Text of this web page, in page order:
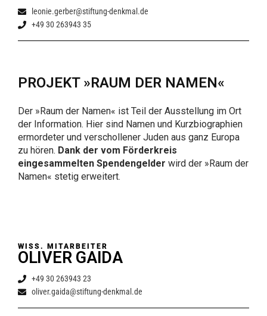
leonie.gerber@stiftung-denkmal.de
+49 30 263943 35
PROJEKT »RAUM DER NAMEN«
Der »Raum der Namen« ist Teil der Ausstellung im Ort
der Information. Hier sind Namen und Kurzbiographien
ermordeter und verschollener Juden aus ganz Europa
zu hören. Dank der vom Förderkreis
eingesammelten Spendengelder wird der »Raum der
Namen« stetig erweitert.
WISS. MITARBEITER
OLIVER GAIDA
+49 30 263943 23
oliver.gaida@stiftung-denkmal.de